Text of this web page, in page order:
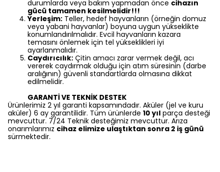
durumlarda veya bakım yapmadan önce cihazın
gücü tamamen kesilmelidir!!!
Yerleşim: Teller, hedef hayvanların (örneğin domuz
veya yabani hayvanlar) boyuna uygun yükseklikte
konumlandırılmalıdır. Evcil hayvanların kazara
temasını önlemek için tel yükseklikleri iyi
ayarlanmalıdır.
Caydırıcılık: Çitin amacı zarar vermek değil, acı
vererek caydırmak olduğu için atım süresinin (darbe
aralığının) güvenli standartlarda olmasına dikkat
edilmelidir.
GARANTİ VE TEKNİK DESTEK
Ürünlerimiz 2 yıl garanti kapsamındadır. Aküler (jel ve kuru
aküler) 6 ay garantilidir. Tüm ürünlerde 10 yıl parça desteği
mevcuttur. 7/24 Teknik desteğimiz mevcuttur. Arıza
onarımlarımız cihaz elimize ulaştıktan sonra 2 iş günü
sürmektedir.